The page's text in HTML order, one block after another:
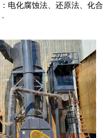
电化腐蚀法、还原法、化合
.